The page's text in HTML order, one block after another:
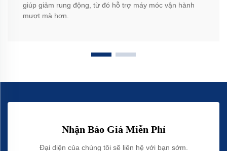
giúp giảm rung động, từ đó hỗ trợ máy móc vận hành
mượt mà hơn.
Nhận Báo Giá Miễn Phí
Đại diện của chúng tôi sẽ liên hệ với bạn sớm.